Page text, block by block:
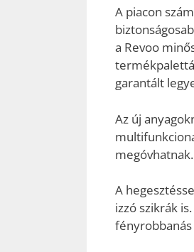
A piacon
a Revoo
garantált
Az új
megóvhatnak.
A
izzó szikrák
fényrobbanás